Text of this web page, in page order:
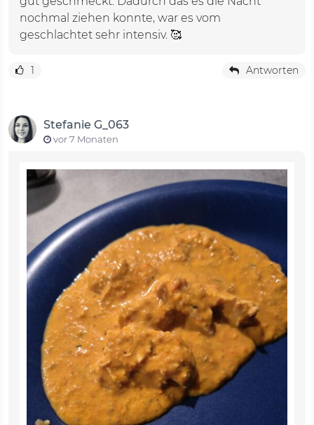
nochmal ziehen konnte, war es vom
geschlachtet sehr intensiv. 🥰
1 Antworten
Stefanie G_063
vor 7 Monaten